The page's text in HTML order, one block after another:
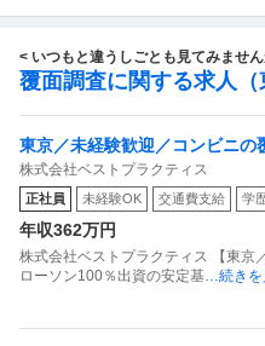
< いつもと違うしごとも見てみませ
覆面調査に関する求人（
東京／未経験歓迎／コンビニの
定基盤／月５日在宅／残業月10
株式会社ベストプラクティス
正社員 未経験OK 交通費支給 学
年収362万円
株式会社ベストプラクティス 【東
ローソン100％出資の安定基 …続き